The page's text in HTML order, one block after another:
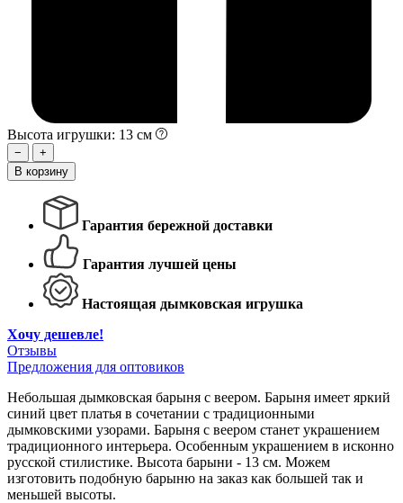
Высота игрушки: 13 см
−
+
В корзину
Гарантия бережной доставки
Гарантия лучшей цены
Настоящая дымковская игрушка
Хочу дешевле!
Отзывы
Предложения для оптовиков
Небольшая дымковская барыня с веером. Барыня имеет яркий
синий цвет платья в сочетании с традиционными
дымковскими узорами. Барыня с веером станет украшением
традиционного интерьера. Особенным украшением в исконно
русской стилистике. Высота барыни - 13 см. Можем
изготовить подобную барыню на заказ как большей так и
меньшей высоты.